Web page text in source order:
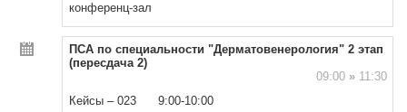
конференц-зал
ПСА по специальности "Дерматовенерология" 2 этап
(пересдача 2)
09:00 »11:30
Кейсы – 023 9:00-10:00